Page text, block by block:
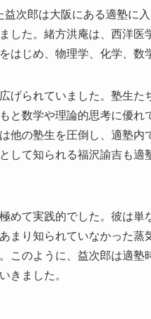
次郎は大阪にある適塾に
した。緒方洪庵は、西洋
はじめ、物理学、化学、数
げられていました。塾生
と数学や理論的思考に優
他の塾生を圧倒し、適塾
して知られる福沢諭吉も
めて実践的でした。彼は
まり知られていなかった
このように、益次郎は適
きました。